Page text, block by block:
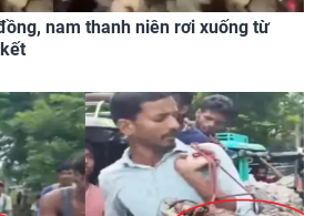
nam thanh niên rơi xuống từ